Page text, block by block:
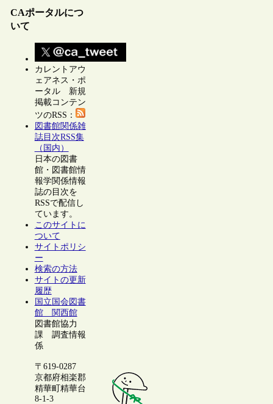
CAポータルにつ
いて
カレントアウ
ェアネス・ポ
ータル 新規
掲載コンテン
ツのRSS：
図書館関係雑
誌目次RSS集
（国内）
日本の図書
館・図書館情
報学関係情報
誌の目次を
RSSで配信し
ています。
このサイトに
ついて
サイトポリシ
ー
検索の方法
サイトの更新
履歴
国立国会図書
館 関西館
図書館協力
課 調査情報
係
〒619-0287
京都府相楽郡
精華町精華台
8-1-3